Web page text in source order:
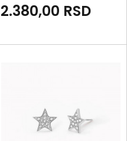
2.380,00 RSD